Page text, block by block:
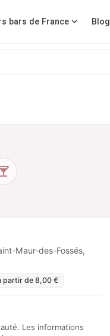
bars de France Blog
Maur-des-Fossés,
partir de 8,00 €
Les informations